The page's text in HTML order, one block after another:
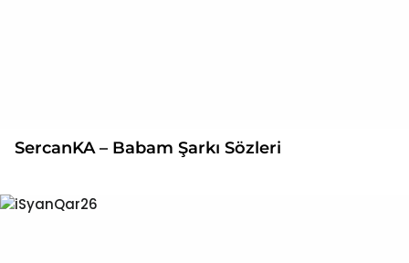
SercanKA – Babam Şarkı Sözleri